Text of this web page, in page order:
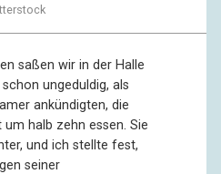
saßen wir in der Halle
ungeduldig, als
ankündigten, die
halb zehn essen. Sie
und ich stellte fest,
seiner